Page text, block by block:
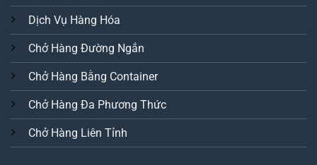
Dịch Vụ Hàng Hóa
Chở Hàng Đường Ngắn
Chở Hàng Bằng Container
Chở Hàng Đa Phương Thức
Chở Hàng Liên Tỉnh